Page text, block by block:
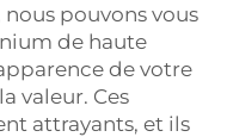
pouvons vous
de haute
de votre
valeur. Ces
attrayants, et ils